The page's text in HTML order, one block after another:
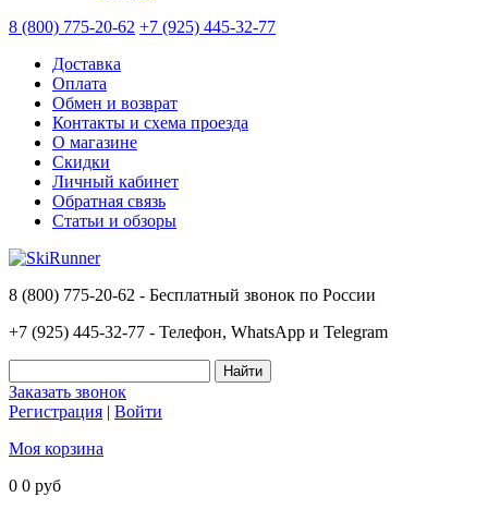
8 (800) 775-20-62 +7 (925) 445-32-77
Доставка
Оплата
Обмен и возврат
Контакты и схема проезда
О магазине
Скидки
Личный кабинет
Обратная связь
Статьи и обзоры
8 (800) 775-20-62 - Бесплатный звонок по России
+7 (925) 445-32-77 - Телефон, WhatsApp и Telegram
Заказать звонок
Регистрация | Войти
Моя корзина
0 0 руб